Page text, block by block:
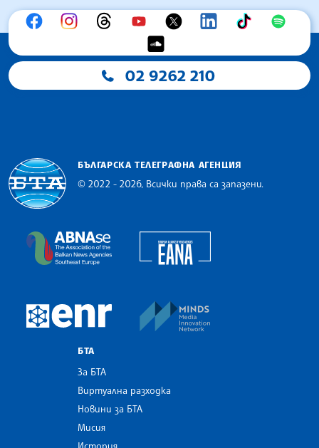
02 9262 210
БЪЛГАРСКА ТЕЛЕГРАФНА АГЕНЦИЯ
© 2022 - 2026, Всички права са запазени.
The Assocoation of the Balkan News Agencies
European Newsroom
БТА
За БТА
Виртуална разходка
Новини за БТА
Мисия